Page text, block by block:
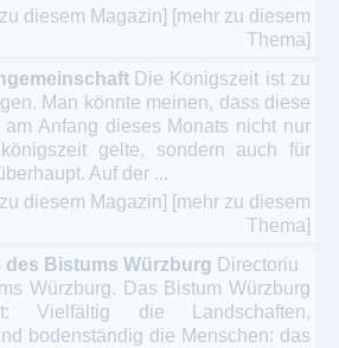
diesem Magazin] [mehr zu diesem
Thema]
Die Königszeit ist zu
Man könnte meinen, dass diese
am Anfang dieses Monats nicht nur
gelte, sondern auch für
Auf der ...
diesem Magazin] [mehr zu diesem
Thema]
des Bistums Würzburg Directoriu
Würzburg. Das Bistum Würzburg
Vielfältig die Landschaften,
bodenständig die Menschen: das